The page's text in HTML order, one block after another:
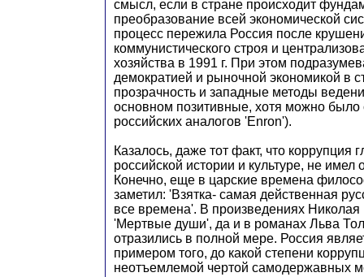
смысл, если в стране происходит
преобразование всей экономической
процесс пережила Россия после
коммунистического строя и
хозяйства в 1991 г. При этом
демократией и рыночной экономикой в
прозрачность и западные методы
основном позитивные, хотя можно было
российских аналогов 'Enron').
Казалось, даже тот факт, что коррупция
российской истории и культуре, не имел
Конечно, еще в царские времена
заметил: 'Взятка- самая действенная
все времена'. В произведениях Николая
'Мертвые души', да и в романах Льва
отразились в полной мере. Россия
примером того, до какой степени
неотъемлемой чертой самодержавных